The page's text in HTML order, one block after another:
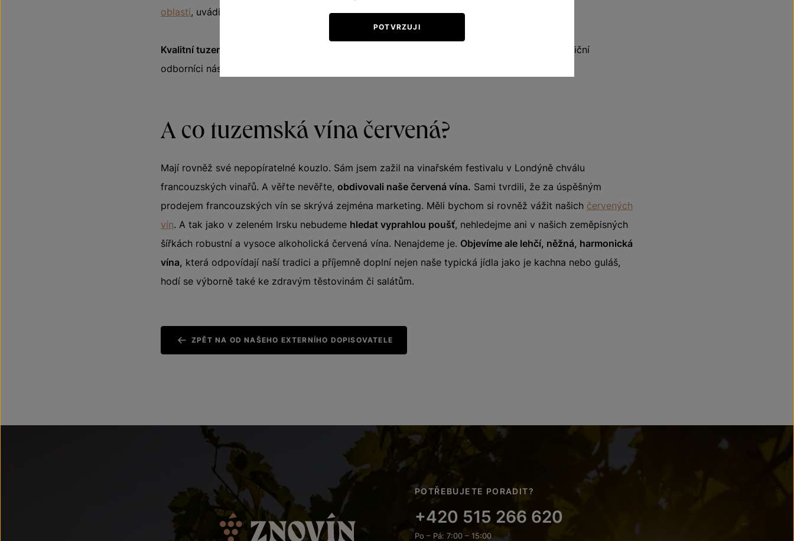
oblastí, uvádí , kterým se nejlépe ve zmíněných oblastech daří.
Kvalitní tuzemská bílá vína mohou konkurovat vínům ze známých světových oblastí.
Zahraniční
odborníci nás často přirovnávají k Alsasku. A bílá vína z Alsaska patří mezi elitu.
A co tuzemská vína červená?
Mají rovněž své nepopíratelné kouzlo. Sám jsem zažil na vinařském festivalu v Londýně chválu
francouzských vinařů. A věřte nevěřte, obdivovali naše červená vína. Sami tvrdili, že za úspěšným
prodejem francouzských vín se skrývá zejména marketing. Měli bychom si rovněž vážit našich červených
vín. A tak jako v zeleném Irsku nebudeme hledat vyprahlou poušť, nehledejme ani v našich zeměpisných
šířkách robustní a vysoce alkoholická červená vína. Nenajdeme je. Objevíme ale lehčí, něžná, harmonická
vína, která odpovídají naší tradici a příjemně doplní nejen naše typická jídla jako je kachna nebo guláš,
hodí se výborně také ke zdravým těstovinám či salátům.
ZPĚT NA OD NAŠEHO EXTERNÍHO DOPISOVATELE
POTŘEBUJETE PORADIT?
+420 515 266 620
Po – Pá: 7:00 – 15:00
POTVRZUJI